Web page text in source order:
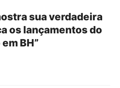
sua verdadeira
os lançamentos do
BH”